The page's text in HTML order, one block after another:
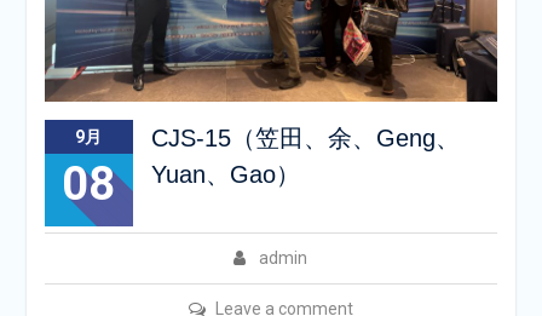
9月
08
CJS-15（笠田、余、Geng、
Yuan、Gao）
admin
Leave a comment